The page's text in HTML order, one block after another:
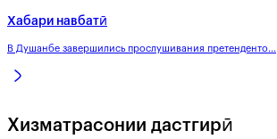
Хабари навбатӣ
В Душанбе завершились прослушивания претенденто...
Хизматрасонии дастгирӣ